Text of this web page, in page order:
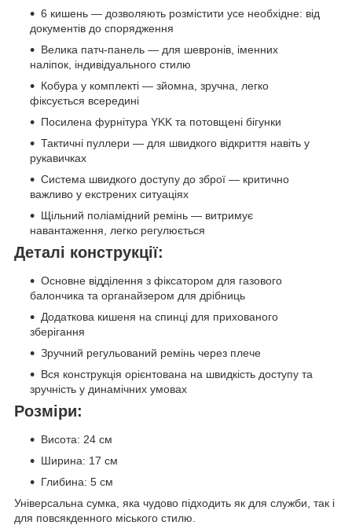
6 кишень — дозволяють розмістити усе необхідне: від
документів до спорядження
Велика патч-панель — для шевронів, іменних
наліпок, індивідуального стилю
Кобура у комплекті — зйомна, зручна, легко
фіксується всередині
Посилена фурнітура YKK та потовщені бігунки
Тактичні пуллери — для швидкого відкриття навіть у
рукавичках
Система швидкого доступу до зброї — критично
важливо у екстрених ситуаціях
Щільний поліамідний ремінь — витримує
навантаження, легко регулюється
Деталі конструкції:
Основне відділення з фіксатором для газового
балончика та органайзером для дрібниць
Додаткова кишеня на спинці для прихованого
зберігання
Зручний регульований ремінь через плече
Вся конструкція орієнтована на швидкість доступу та
зручність у динамічних умовах
Розміри:
Висота: 24 см
Ширина: 17 см
Глибина: 5 см
Універсальна сумка, яка чудово підходить як для служби, так і
для повсякденного міського стилю.